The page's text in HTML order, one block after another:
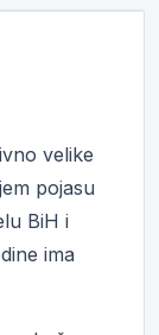
velike
pojasu
BiH i
ima